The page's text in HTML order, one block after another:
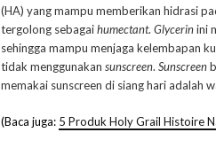
(HA) yang mampu memberikan hidrasi
tergolong sebagaihumectant. Glycerinini
sehingga mampu menjaga kelembapan
tidak menggunakan sunscreen. Sunscreen
memakai sunscreen di siang hari adalah
(Baca juga: 5 Produk Holy Grail Histoire